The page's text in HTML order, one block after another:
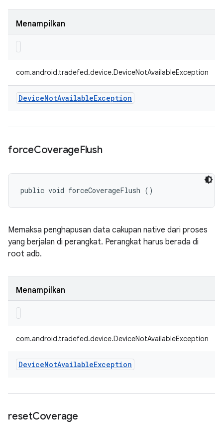
Menampilkan
com.android.tradefed.device.DeviceNotAvailableException
DeviceNotAvailableException
forceCoverageFlush
public void forceCoverageFlush ()
Memaksa penghapusan data cakupan native dari proses
yang berjalan di perangkat. Perangkat harus berada di
root adb.
Menampilkan
com.android.tradefed.device.DeviceNotAvailableException
DeviceNotAvailableException
resetCoverage